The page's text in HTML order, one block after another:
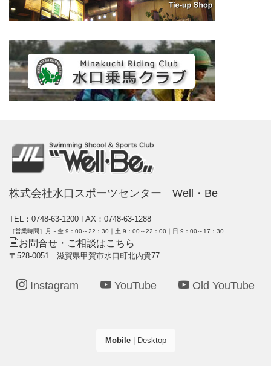
株式会社水口スポーツセンター Well・Be
TEL：0748-63-1200 FAX：0748-63-1288
［営業時間］月～金 9：00～22：30｜土 9：00～22：00｜日 9：00～17：30
お問合せ・ご相談はこちら
〒528-0051 滋賀県甲賀市水口町北内貴77
Instagram YouTube Old YouTube
Mobile| Desktop